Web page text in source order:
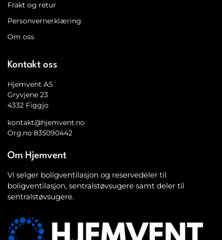
Frakt og retur
Personvernerklæring
Om oss
Kontakt oss
Hjemvent AS
Gryvjene 23
4332 Figgjo
kontakt@hjemvent.no
Org.no 835090442
Om Hjemvent
Vi selger boligventilasjon og reservedeler til
boligventilasjon, sentralstøvsugere samt deler til
sentralstøvsugere.